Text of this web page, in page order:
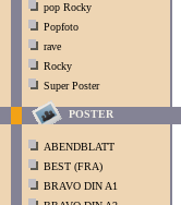
pop Rocky
Popfoto
rave
Rocky
Super Poster
POSTER
ABENDBLATT
BEST (FRA)
BRAVO DIN A1